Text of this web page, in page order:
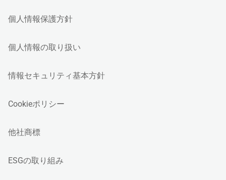
個人情報保護方針
個人情報の取り扱い
情報セキュリティ基本方針
Cookieポリシー
他社商標
ESGの取り組み